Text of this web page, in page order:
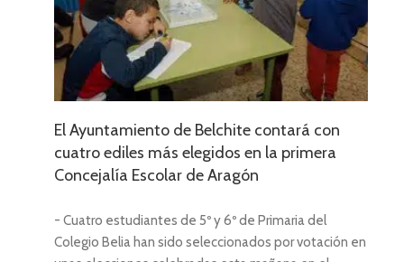
El Ayuntamiento de Belchite contará con
cuatro ediles más elegidos en la primera
Concejalía Escolar de Aragón
- Cuatro estudiantes de 5º y 6º de Primaria del
Colegio Belia han sido seleccionados por votación en